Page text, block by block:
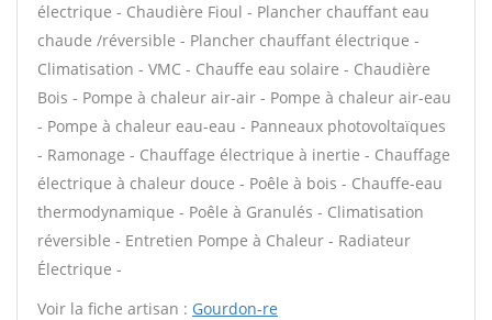
électrique - Chaudière Fioul - Plancher chauffant eau
chaude /réversible - Plancher chauffant électrique -
Climatisation - VMC - Chauffe eau solaire - Chaudière
Bois - Pompe à chaleur air-air - Pompe à chaleur air-eau
- Pompe à chaleur eau-eau - Panneaux photovoltaïques
- Ramonage - Chauffage électrique à inertie - Chauffage
électrique à chaleur douce - Poêle à bois - Chauffe-eau
thermodynamique - Poêle à Granulés - Climatisation
réversible - Entretien Pompe à Chaleur - Radiateur
Électrique -
Voir la fiche artisan : Gourdon-re